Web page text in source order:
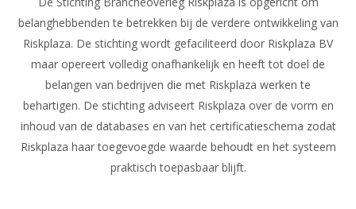
belanghebbenden te betrekken bij de verdere ontwikkeling van
Riskplaza. De stichting wordt gefaciliteerd door Riskplaza BV
maar opereert volledig onafhankelijk en heeft tot doel de
belangen van bedrijven die met Riskplaza werken te
behartigen. De stichting adviseert Riskplaza over de vorm en
inhoud van de databases en van het certificatieschema zodat
Riskplaza haar toegevoegde waarde behoudt en het systeem
praktisch toepasbaar blijft.